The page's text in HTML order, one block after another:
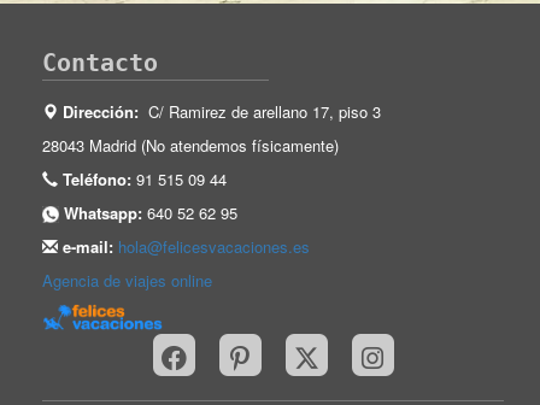
Contacto
Dirección: C/ Ramirez de arellano 17, piso 3
28043 Madrid (No atendemos físicamente)
Teléfono: 91 515 09 44
Whatsapp: 640 52 62 95
e-mail: hola@felicesvacaciones.es
Agencia de viajes online